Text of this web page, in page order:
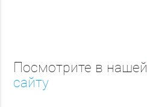
Посмотрите в нашей
сайту